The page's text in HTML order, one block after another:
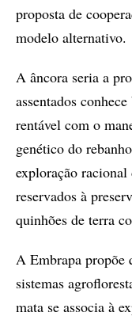
proposta de
modelo alternativo.
A âncora seria a
assentados
rentável com o
genético do
exploração
reservados à
quinhões de terra
A Embrapa propõe
sistemas
mata se associa à